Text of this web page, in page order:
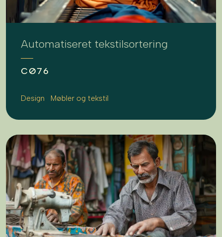
Automatiseret tekstilsortering
CØ76
Design Møbler og tekstil